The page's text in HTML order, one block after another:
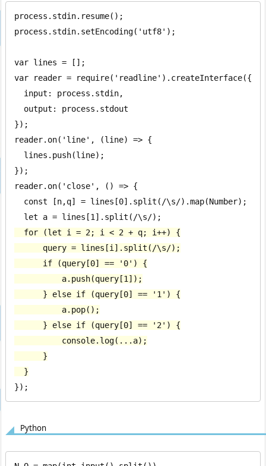
process.stdin.resume();
process.stdin.setEncoding('utf8');
var lines = [];
var reader = require('readline').createInterface({
});
reader.on('line', (line) => {
});
reader.on('close', () => {
  }
});
Python